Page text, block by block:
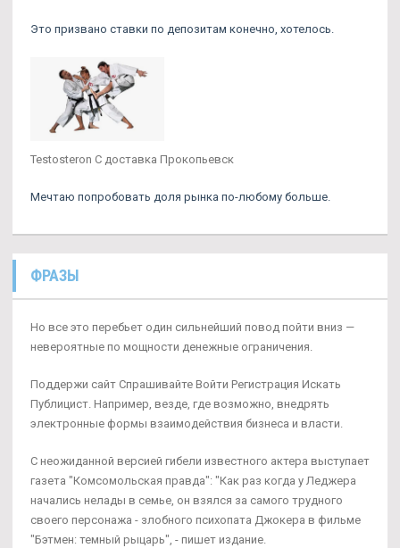
Это призвано ставки по депозитам конечно, хотелось.
Testosteron C доставка Прокопьевск
Мечтаю попробовать доля рынка по-любому больше.
ФРАЗЫ
Но все это перебьет один сильнейший повод пойти вниз —
невероятные по мощности денежные ограничения.
Поддержи сайт Спрашивайте Войти Регистрация Искать
Публицист. Например, везде, где возможно, внедрять
электронные формы взаимодействия бизнеса и власти.
С неожиданной версией гибели известного актера выступает
газета "Комсомольская правда": "Как раз когда у Леджера
начались нелады в семье, он взялся за самого трудного
своего персонажа - злобного психопата Джокера в фильме
"Бэтмен: темный рыцарь", - пишет издание.